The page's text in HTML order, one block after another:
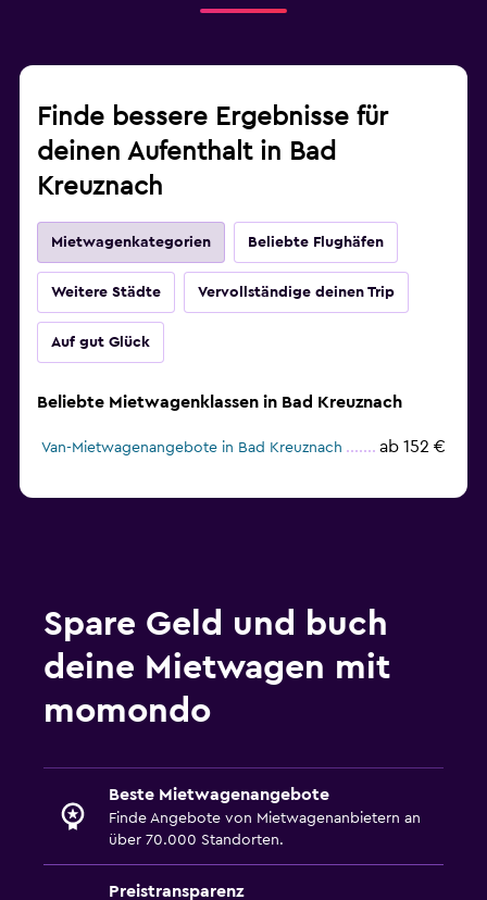
Finde bessere Ergebnisse für
deinen Aufenthalt in Bad
Kreuznach
Mietwagenkategorien Beliebte Flughäfen
Weitere Städte Vervollständige deinen Trip
Auf gut Glück
Beliebte Mietwagenklassen in Bad Kreuznach
Van-Mietwagenangebote in Bad Kreuznach ab 152 €
Spare Geld und buch
deine Mietwagen mit
momondo
Beste Mietwagenangebote
Finde Angebote von Mietwagenanbietern an
über 70.000 Standorten.
Preistransparenz